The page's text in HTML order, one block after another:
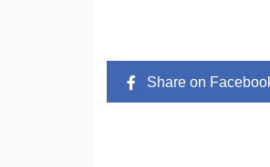
Share on